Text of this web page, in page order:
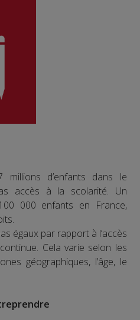
millions d’enfants dans le
accès à la scolarité. Un
000 enfants en France,
égaux par rapport à l’accès
Cela varie selon les
géographiques, l’âge, le